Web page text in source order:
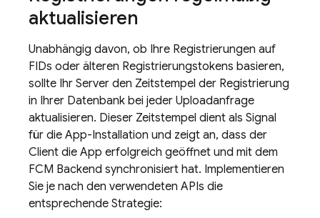
aktualisieren
Unabhängig davon, ob Ihre Registrierungen auf
FIDs oder älteren Registrierungstokens basieren,
sollte Ihr Server den Zeitstempel der Registrierung
in Ihrer Datenbank bei jeder Uploadanfrage
aktualisieren. Dieser Zeitstempel dient als Signal
für die App-Installation und zeigt an, dass der
Client die App erfolgreich geöffnet und mit dem
FCM Backend synchronisiert hat. Implementieren
Sie je nach den verwendeten APIs die
entsprechende Strategie: